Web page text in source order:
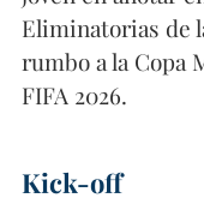
Eliminatorias de
rumbo a la Copa
FIFA 2026.
Kick-off